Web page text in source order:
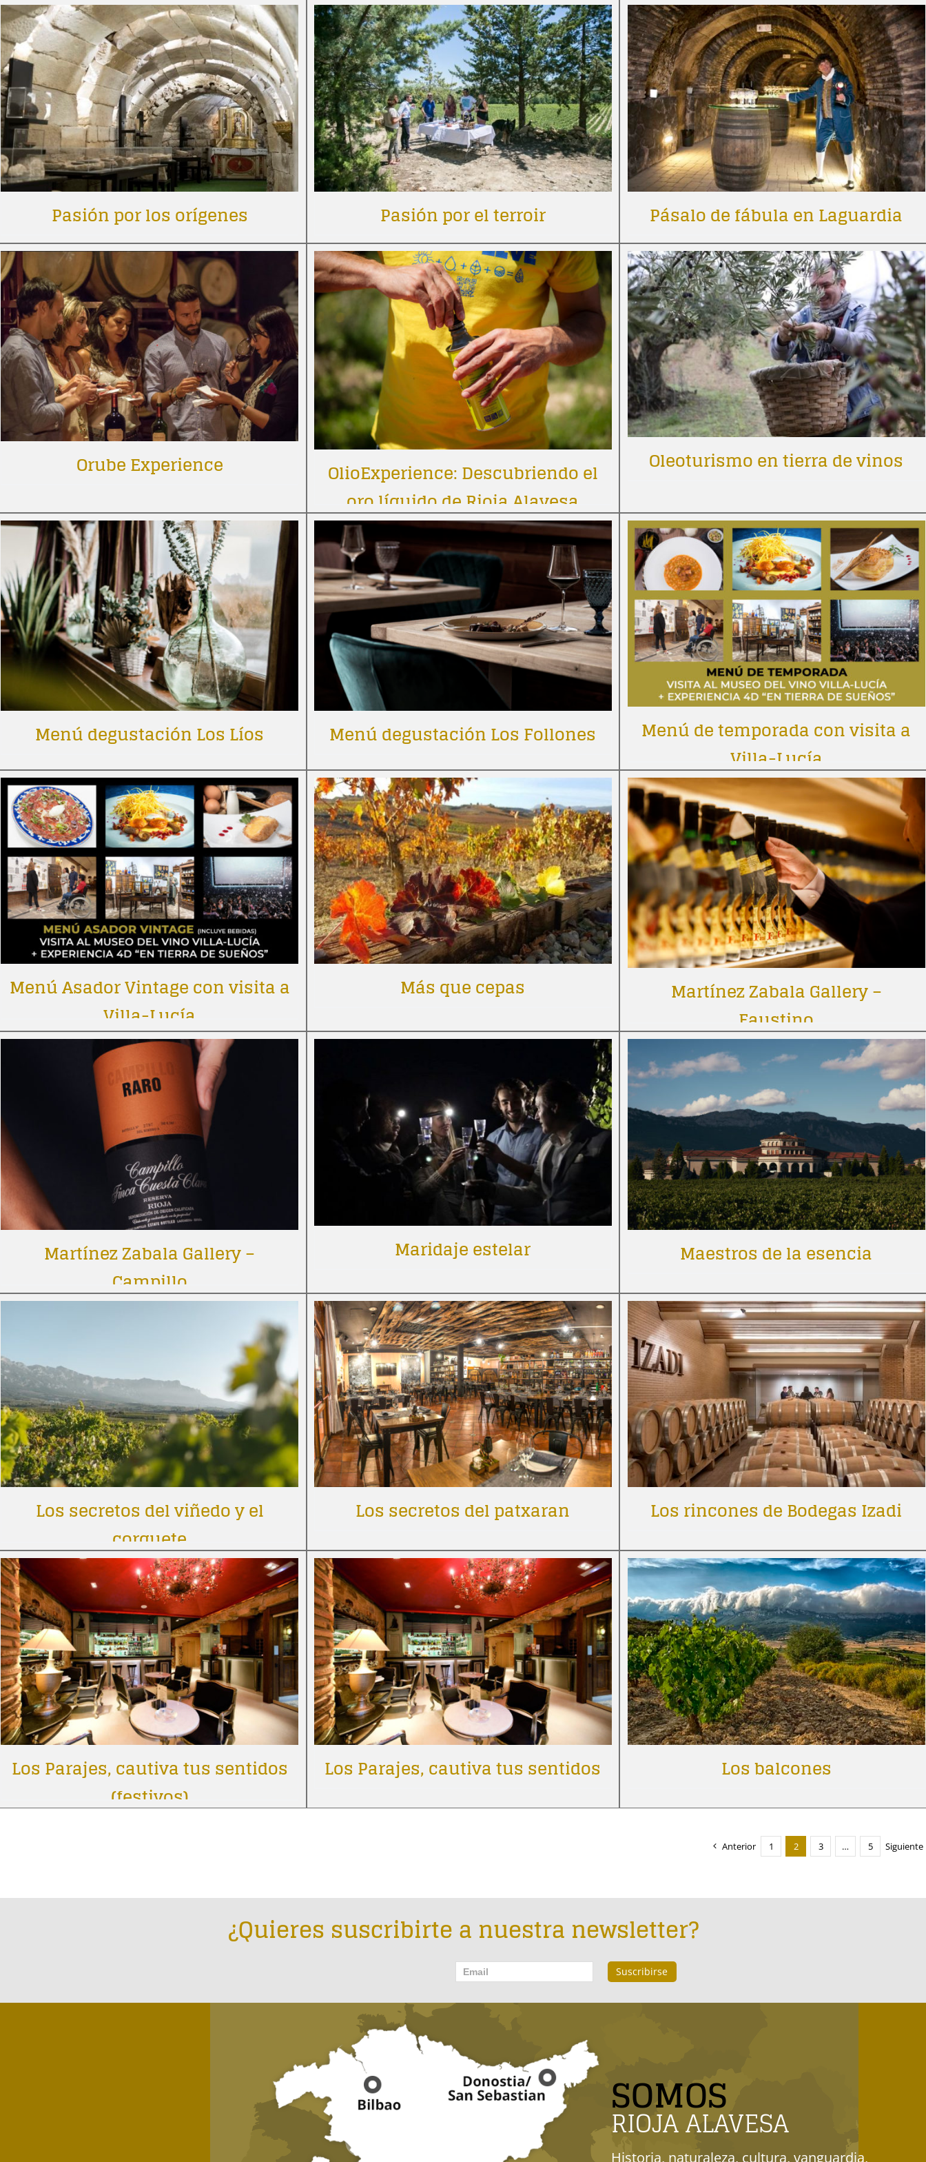
Pasión por los orígenes Pasión por el terroir Pásalo de fábula en Laguardia
Orube Experience
OlioExperience: Descubriendo el
oro líquido de Rioja Alavesa
Oleoturismo en tierra de vinos
Menú degustación Los Líos Menú degustación Los Follones
Menú de temporada con visita a
Villa-Lucía
Menú Asador Vintage con visita a
Villa-Lucía
Más que cepas
Martínez Zabala Gallery –
Faustino
Martínez Zabala Gallery –
Campillo
Maridaje estelar Maestros de la esencia
Los secretos del viñedo y el
corquete
Los secretos del patxaran Los rincones de Bodegas Izadi
Los Parajes, cautiva tus sentidos
(festivos)
Los Parajes, cautiva tus sentidos Los balcones
Anterior 1 2 3 … 5 Siguiente
¿Quieres suscribirte a nuestra newsletter?
SOMOS
RIOJA ALAVESA
Historia, naturaleza, cultura, vanguardia,